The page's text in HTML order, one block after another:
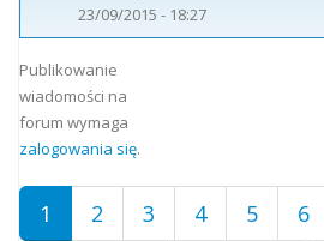
23/09/2015 - 18:27
Publikowanie
wiadomości na
forum wymaga
zalogowania się.
Strony
1 2 3 4 5 6